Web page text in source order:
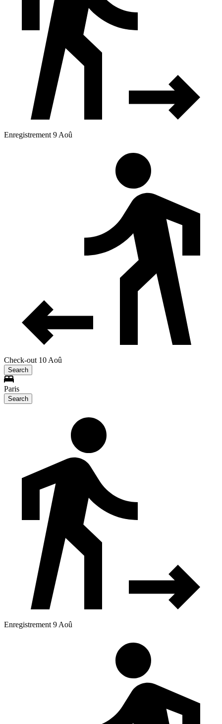
Enregistrement 9 Aoû
Check-out 10 Aoû
Search
Paris
Search
Enregistrement 9 Aoû